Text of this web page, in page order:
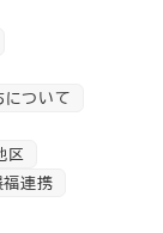
について
区
福連携